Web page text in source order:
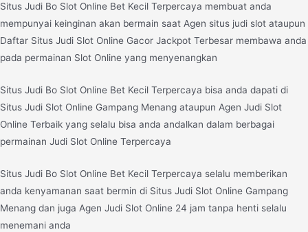
Situs Judi Bo Slot Online Bet Kecil Terpercaya membuat anda
mempunyai keinginan akan bermain saat Agen situs judi slot ataupun
Daftar Situs Judi Slot Online Gacor Jackpot Terbesar membawa anda
pada permainan Slot Online yang menyenangkan
Situs Judi Bo Slot Online Bet Kecil Terpercaya bisa anda dapati di
Situs Judi Slot Online Gampang Menang ataupun Agen Judi Slot
Online Terbaik yang selalu bisa anda andalkan dalam berbagai
permainan Judi Slot Online Terpercaya
Situs Judi Bo Slot Online Bet Kecil Terpercaya selalu memberikan
anda kenyamanan saat bermin di Situs Judi Slot Online Gampang
Menang dan juga Agen Judi Slot Online 24 jam tanpa henti selalu
menemani anda